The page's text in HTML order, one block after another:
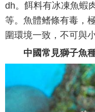
dh。餌料有冰凍魚蝦
等。魚體鳍條有毒，
圍環境一致，不可與
中國常見獅子魚